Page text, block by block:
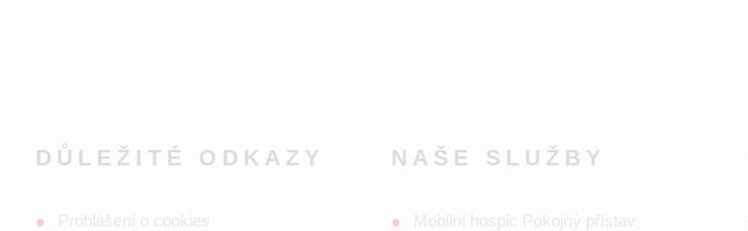
DŮLEŽITÉ ODKAZY NAŠE SLUŽBY